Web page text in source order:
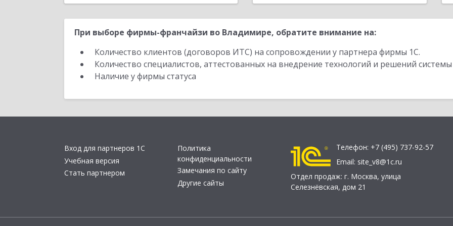
При выборе фирмы-франчайзи во Владимире, обратите внимание на:
Количество клиентов (договоров ИТС) на сопровождении у партнера фирмы 1С.
Количество специалистов, аттестованных на внедрение технологий и решений
Наличие у фирмы статуса
Вход для партнеров 1С
Учебная версия
Стать партнером
Политика
конфиденциальности
Замечания по сайту
Другие сайты
Телефон: +7 (495) 737-92-57
Email: site_v8@1c.ru
Отдел продаж: г. Москва, улица
Селезнёвская, дом 21